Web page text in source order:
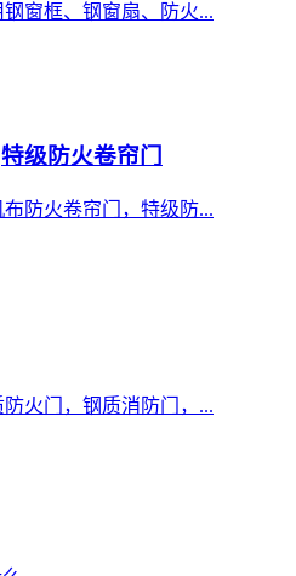
窗框、钢窗扇、防火...
级防火卷帘门
防火卷帘门，特级防...
火门，钢质消防门，...